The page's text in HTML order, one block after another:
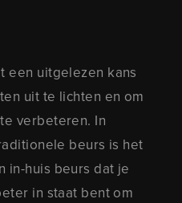
een uitgelezen kans
uit te lichten en om
verbeteren. In
beurs is het
in-huis beurs dat je
in staat bent om